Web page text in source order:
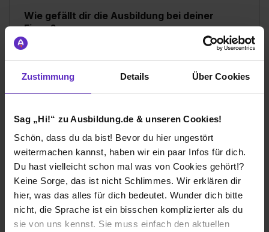
Zustimmung Details Über Cookies
Sag „Hi!“ zu Ausbildung.de & unseren Cookies!
Schön, dass du da bist! Bevor du hier ungestört
weitermachen kannst, haben wir ein paar Infos für dich.
Du hast vielleicht schon mal was von Cookies gehört!?
Keine Sorge, das ist nicht Schlimmes. Wir erklären dir
hier, was das alles für dich bedeutet. Wunder dich bitte
nicht, die Sprache ist ein bisschen komplizierter als du
sie von uns kennst. Sie muss einfach den aktuellen
Wie gefällt dir die Ausbildung bei deiner
Firma?
Neben der Work-Life-Balance gefällt mir das
Arbeitsklima sehr gut, ist mit der Privatwirtschaft gar
nicht vergleichbar. Außerdem gibt es gute
Aufstiegschancen sowie vielseitige Aufgabenbereiche
und Wechselmöglichkeiten. Es ist auf jeden Fall die
Dienst zu wechseln.
Wie gefällt dir dein Ausbildungsberuf?
Die Praxisabschnitte sind sehr abwechslungsreich. Vor
allem finde ich gut, dass man sich sowohl anfordern
lassen kann von Aubilderinnen und Ausbildern in
lassen kann, falls man noch nicht weiß, wo die Reise
hingehen soll. Man kriegt gute Einblicke in